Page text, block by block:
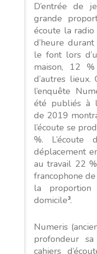
D’entrée de
grande
écoute la
d’heure
le font lors
maison, 12
d’autres lieux.
l’enquête
été publiés à
de 2019
l’écoute se
%.
déplacement
au travail 22 %
francophone
la
domicile3.
Numeris
profondeur
cahiers